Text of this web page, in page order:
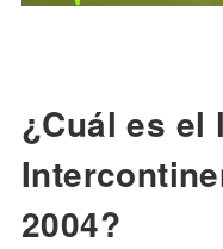
¿Cuál es el
2004?